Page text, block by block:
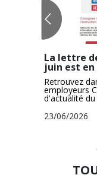
La lettre
juin est
Retrouvez
employeurs
d'actualité
23/06/2026